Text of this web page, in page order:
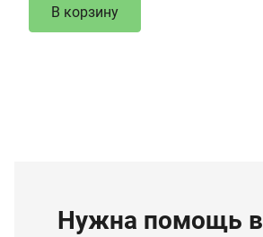
В корзину
Нужна помощь в